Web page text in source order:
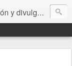
y jóvenes. Librería especializada.